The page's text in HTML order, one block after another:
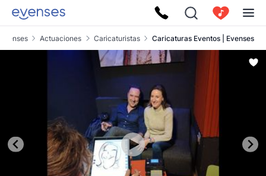
Evenses Actuaciones Caricaturistas Caricaturas Eventos | Evenses